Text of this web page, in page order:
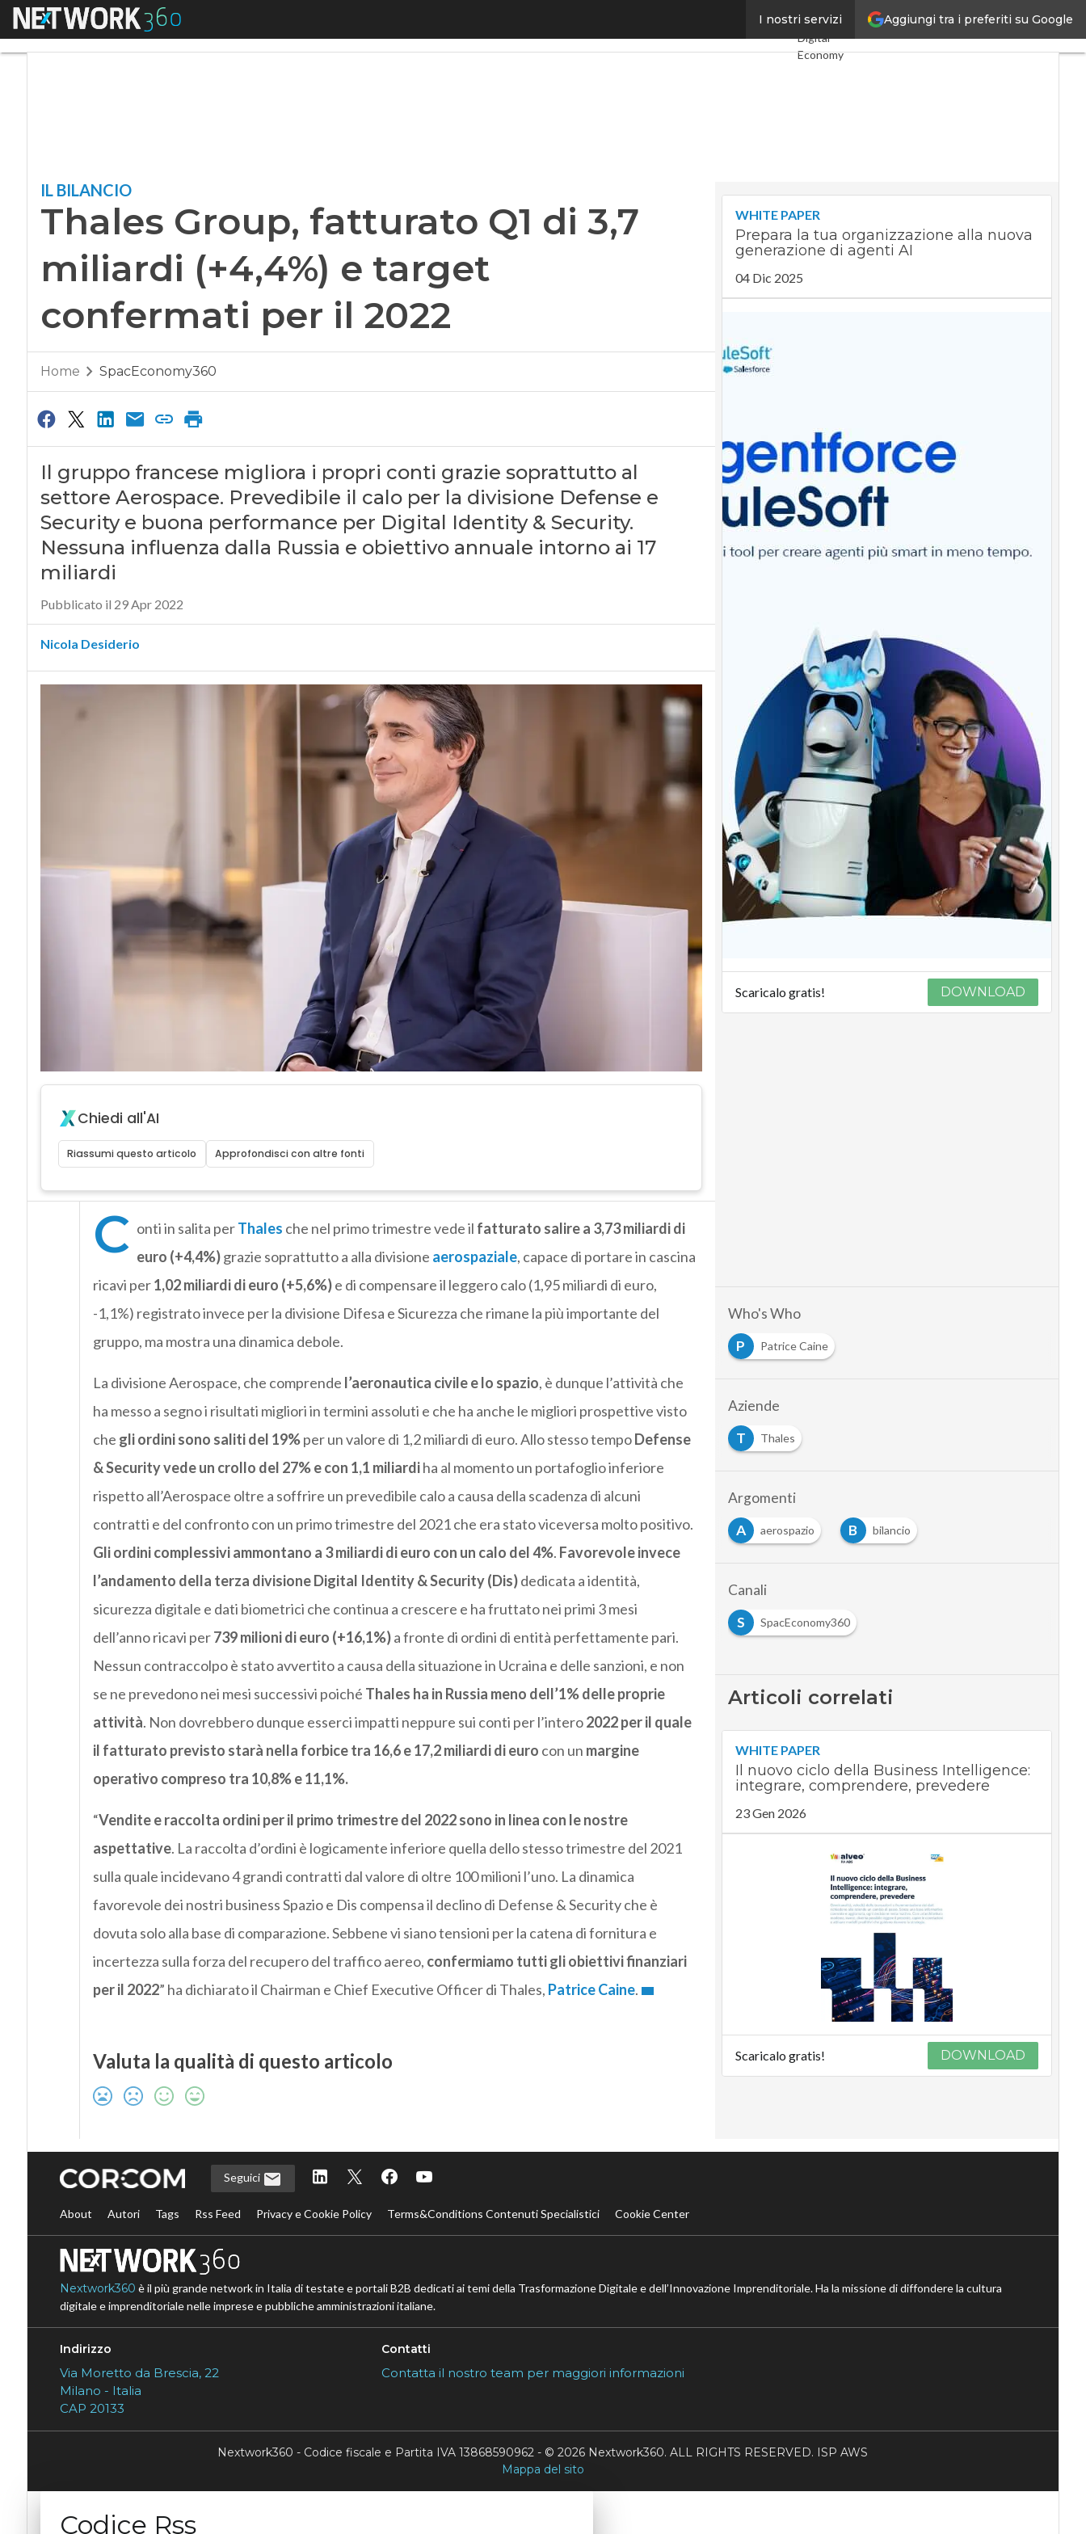
Aggiungi tra i preferiti su Google
I nostri servizi
Menu Thales Group, fatturato Q1 di 3,7 miliardi (+4,4%) e target confermati per il 2022Ultimi articoli
Digital
Economy
Le Guide di
CorCom
Podcast
Privacy
IL BILANCIO
Thales Group, fatturato Q1 di 3,7
miliardi (+4,4%) e target
confermati per il 2022
Home SpacEconomy360
Il gruppo francese migliora i propri conti grazie soprattutto al
settore Aerospace. Prevedibile il calo per la divisione Defense e
Security e buona performance per Digital Identity & Security.
Nessuna influenza dalla Russia e obiettivo annuale intorno ai 17
miliardi
Pubblicato il 29 Apr 2022
Nicola Desiderio
Chiedi all'AI
Riassumi questo articolo Approfondisci con altre fonti
C onti in salita perThales che nel primo trimestre vede il fatturato salire a 3,73 miliardi di
euro (+4,4%)grazie soprattutto a alla divisione aerospaziale, capace di portare in cascina
ricavi per1,02 miliardi di euro (+5,6%)e di compensare il leggero calo (1,95 miliardi di euro,
-1,1%) registrato invece per la divisione Difesa e Sicurezza che rimane la più importante del
gruppo, ma mostra una dinamica debole.
La divisione Aerospace, che comprende l’aeronautica civile e lo spazio, è dunque l’attività che
ha messo a segno i risultati migliori in termini assoluti e che ha anche le migliori prospettive visto
che gli ordini sono saliti del 19%per un valore di 1,2 miliardi di euro. Allo stesso tempoDefense
& Security vede un crollo del 27% e con 1,1 miliardiha al momento un portafoglio inferiore
rispetto all’Aerospace oltre a soffrire un prevedibile calo a causa della scadenza di alcuni
contratti e del confronto con un primo trimestre del 2021 che era stato viceversa molto positivo.
Gli ordini complessivi ammontano a 3 miliardi di euro con un calo del 4%. Favorevole invece
l’andamento della terza divisione Digital Identity & Security (Dis)dedicata a identità,
sicurezza digitale e dati biometrici che continua a crescere e ha fruttato nei primi 3 mesi
dell’anno ricavi per739 milioni di euro (+16,1%)a fronte di ordini di entità perfettamente pari.
Nessun contraccolpo è stato avvertito a causa della situazione in Ucraina e delle sanzioni, e non
se ne prevedono nei mesi successivi poiché Thales ha in Russia meno dell’1% delle proprie
attività. Non dovrebbero dunque esserci impatti neppure sui conti per l’intero2022 per il quale
il fatturato previsto starà nella forbice tra 16,6 e 17,2 miliardi di euro con un margine
operativo compreso tra 10,8% e 11,1%.
“Vendite e raccolta ordini per il primo trimestre del 2022 sono in linea con le nostre
aspettative. La raccolta d’ordini è logicamente inferiore quella dello stesso trimestre del 2021
sulla quale incidevano 4 grandi contratti dal valore di oltre 100 milioni l’uno. La dinamica
favorevole dei nostri business Spazio e Dis compensa il declino di Defense & Security che è
dovuta solo alla base di comparazione. Sebbene vi siano tensioni per la catena di fornitura e
incertezza sulla forza del recupero del traffico aereo, confermiamo tutti gli obiettivi finanziari
per il 2022” ha dichiarato il Chairman e Chief Executive Officer di Thales, Patrice Caine.
Valuta la qualità di questo articolo
WHITE PAPER
Prepara la tua organizzazione alla nuova
generazione di agenti AI
04 Dic 2025
Scaricalo gratis! DOWNLOAD
Who's Who
P
Patrice Caine
Aziende
T
Thales
Argomenti
A
aerospazio B bilancio
Canali
S
SpacEconomy360
Articoli correlati
WHITE PAPER
Il nuovo ciclo della Business Intelligence:
integrare, comprendere, prevedere
23 Gen 2026
Scaricalo gratis! DOWNLOAD
Seguici
About Autori Tags Rss Feed Privacy e Cookie Policy Terms&Conditions Contenuti Specialistici Cookie Center
Nextwork360 è il più grande network in Italia di testate e portali B2B dedicati ai temi della Trasformazione Digitale e dell’Innovazione Imprenditoriale. Ha la missione di diffondere la cultura
digitale e imprenditoriale nelle imprese e pubbliche amministrazioni italiane.
Indirizzo
Via Moretto da Brescia, 22
Milano - Italia
CAP 20133
Contatti
Contatta il nostro team per maggiori informazioni
Nextwork360 - Codice fiscale e Partita IVA 13868590962 - © 2026 Nextwork360. ALL RIGHTS RESERVED. ISP AWS
Mappa del sito
Codice Rss